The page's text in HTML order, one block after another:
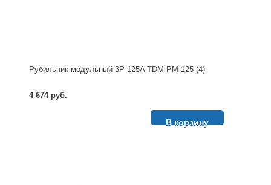
Рубильник модульный 3P 125A TDM РМ-125 (4)
4 674 руб.
В корзину